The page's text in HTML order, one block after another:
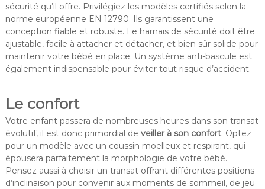
sécurité qu’il offre. Privilégiez les modèles certifiés selon la
norme européenne EN 12790. Ils garantissent une
conception fiable et robuste. Le harnais de sécurité doit être
ajustable, facile à attacher et détacher, et bien sûr solide pour
maintenir votre bébé en place. Un système anti-bascule est
également indispensable pour éviter tout risque d’accident.
Le confort
Votre enfant passera de nombreuses heures dans son transat
évolutif, il est donc primordial de veiller à son confort. Optez
pour un modèle avec un coussin moelleux et respirant, qui
épousera parfaitement la morphologie de votre bébé.
Pensez aussi à choisir un transat offrant différentes positions
d’inclinaison pour convenir aux moments de sommeil, de jeu